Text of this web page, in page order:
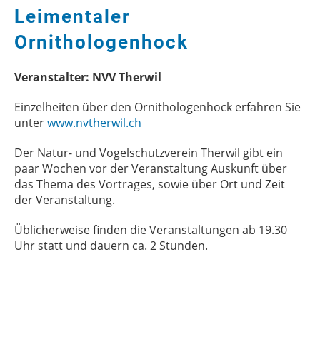
Leimentaler
Ornithologenhock
Veranstalter: NVV Therwil
Einzelheiten über den Ornithologenhock erfahren Sie
unterwww.nvtherwil.ch
Der Natur- und Vogelschutzverein Therwil gibt ein
paar Wochen vor der Veranstaltung Auskunft über
das Thema des Vortrages, sowie über Ort und Zeit
der Veranstaltung.
Üblicherweise finden die Veranstaltungen ab 19.30
Uhr statt und dauern ca. 2 Stunden.